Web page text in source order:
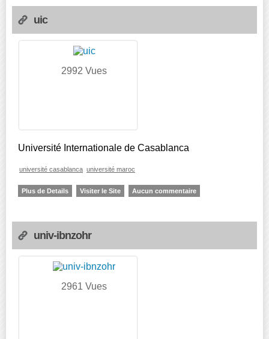
uic
2992 Vues
Université Internationale de Casablanca
université casablanca université maroc
Plus de Details Visiter le Site Aucun commentaire
univ-ibnzohr
2961 Vues